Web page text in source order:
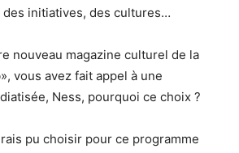
initiatives, des cultures…
nouveau magazine culturel de la
vous avez fait appel à une
Ness, pourquoi ce choix ?
pu choisir pour ce programme